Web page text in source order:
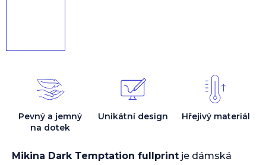
Mikina Dark Temptation fullprint je dámská
Pevný a jemný
na dotek
Unikátní design Hřejivý materiál